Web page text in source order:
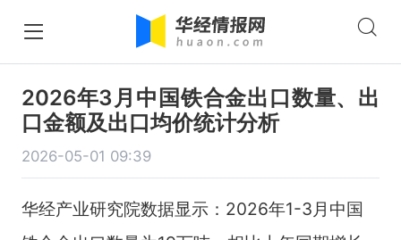
2026年3月中国铁合金出口数量、出
口金额及出口均价统计分析
2026-05-01 09:39
华经产业研究院数据显示：2026年1-3月中国